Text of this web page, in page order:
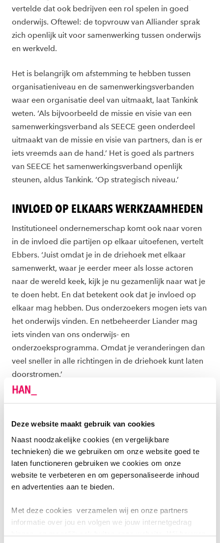
Deze website maakt gebruik van cookies
Naast noodzakelijke cookies (en vergelijkbare
technieken) die we gebruiken om onze website goed te
laten functioneren gebruiken we cookies om onze
website te verbeteren en om gepersonaliseerde inhoud
en advertenties aan te bieden.
Met deze cookies verzamelen wij en onze partners
informatie over jou en volgen we jouw internetgedrag
binnen, en mogelijk ook buiten onze website. Wij bouwen
vertelde dat ook bedrijven een rol spelen in goed
onderwijs. Oftewel: de topvrouw van Alliander sprak
zich openlijk uit voor samenwerking tussen onderwijs
en werkveld.
Het is belangrijk om afstemming te hebben tussen
organisatieniveau en de samenwerkingsverbanden
waar een organisatie deel van uitmaakt, laat Tankink
weten. ‘Als bijvoorbeeld de missie en visie van een
samenwerkingsverband als SEECE geen onderdeel
uitmaakt van de missie en visie van partners, dan is er
iets vreemds aan de hand.’ Het is goed als partners
van SEECE het samenwerkingsverband openlijk
steunen, aldus Tankink. ‘Op strategisch niveau.’
INVLOED OP ELKAARS WERKZAAMHEDEN
Institutioneel ondernemerschap komt ook naar voren
in de invloed die partijen op elkaar uitoefenen, vertelt
Ebbers. ‘Juist omdat je in de driehoek met elkaar
samenwerkt, waar je eerder meer als losse actoren
naar de wereld keek, kijk je nu gezamenlijk naar wat je
te doen hebt. En dat betekent ook dat je invloed op
elkaar mag hebben. Dus onderzoekers mogen iets van
het onderwijs vinden. En netbeheerder Liander mag
iets vinden van ons onderwijs- en
onderzoeksprogramma. Omdat je veranderingen dan
veel sneller in alle richtingen in de driehoek kunt laten
doorstromen.’
Ebbers. ‘Want op het moment dat je ergens iets van
vindt, ben je - als je actief in de driehoek met elkaar
samenwerkt - er onderdeel van geworden en heb je
daar een bepaalde verantwoordelijkheid in. […] Wij
geven elkaar als partners de ruimte om te sparren over
onze gezamenlijke ambitie en dan kom je dus op
elkaars werkterrein. Soms is dat heel bedreigend,
maar als je snelheid wil maken, heel erg nodig